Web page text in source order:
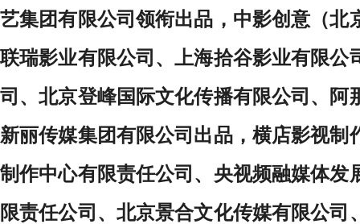
艺集团有限公司领衔出品，中影创意（北
联瑞影业有限公司、上海拾谷影业有限公
司、北京登峰国际文化传播有限公司、阿
新丽传媒集团有限公司出品，横店影视制
制作中心有限责任公司、央视频融媒体发
限责任公司、北京景合文化传媒有限公司